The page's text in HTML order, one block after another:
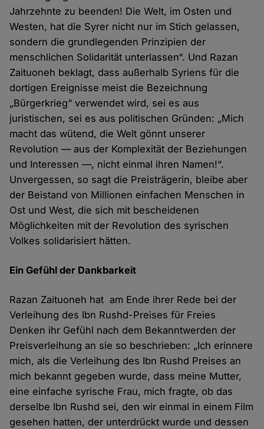
Jahrzehnte zu beenden! Die Welt, im Osten und
Westen, hat die Syrer nicht nur im Stich gelassen,
sondern die grundlegenden Prinzipien der
menschlichen Solidarität unterlassen“. Und Razan
Zaituoneh beklagt, dass außerhalb Syriens für die
dortigen Ereignisse meist die Bezeichnung
„Bürgerkrieg“ verwendet wird, sei es aus
juristischen, sei es aus politischen Gründen: „Mich
macht das wütend, die Welt gönnt unserer
Revolution — aus der Komplexität der Beziehungen
und Interessen —, nicht einmal ihren Namen!“.
Unvergessen, so sagt die Preisträgerin, bleibe aber
der Beistand von Millionen einfachen Menschen in
Ost und West, die sich mit bescheidenen
Möglichkeiten mit der Revolution des syrischen
Volkes solidarisiert hätten.
Ein Gefühl d​er Dankbarkeit
Razan Zaituoneh hat am Ende ihrer Rede bei der
Verleihung des Ibn Rushd-Preises für Freies
Denken ihr Gefühl nach dem Bekanntwerden der
Preisverleihung an sie so beschrieben: „Ich erinnere
mich, als die Verleihung des Ibn Rushd Preises an
mich bekannt gegeben wurde, dass meine Mutter,
eine einfache syrische Frau, mich fragte, ob das
derselbe Ibn Rushd sei, den wir einmal in einem Film
gesehen hatten, der unterdrückt wurde und dessen